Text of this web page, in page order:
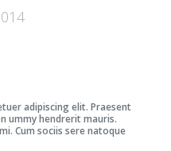
adipiscing elit. Praesent
ummy hendrerit mauris.
Cum sociis sere natoque